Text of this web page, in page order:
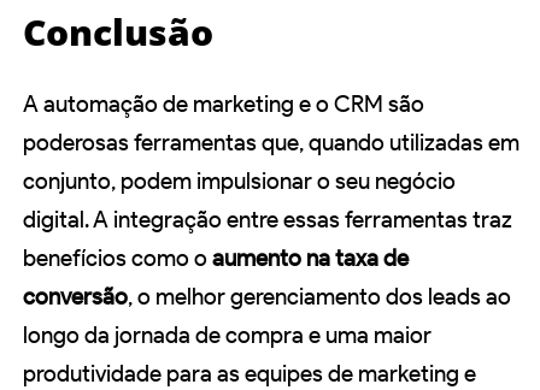
Conclusão
A automação de marketing e o CRM são
poderosas ferramentas que, quando utilizadas em
conjunto, podem impulsionar o seu negócio
digital. A integração entre essas ferramentas traz
benefícios como o aumento na taxa de
conversão, o melhor gerenciamento dos leads ao
longo da jornada de compra e uma maior
produtividade para as equipes de marketing e